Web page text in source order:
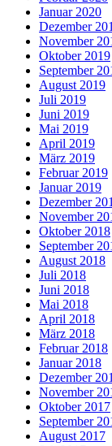
Januar 2020
Dezember
November
Oktober 2019
September
August 2019
Juli 2019
Juni 2019
Mai 2019
April 2019
März 2019
Februar 2019
Januar 2019
Dezember
November
Oktober 2018
September
August 2018
Juli 2018
Juni 2018
Mai 2018
April 2018
März 2018
Februar 2018
Januar 2018
Dezember
November
Oktober 2017
September
August 2017